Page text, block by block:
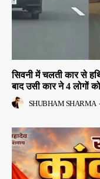
सिवनी में चलती कार से
बाद उसी कार ने 4 लोगों
SHUBHAM SHARMA